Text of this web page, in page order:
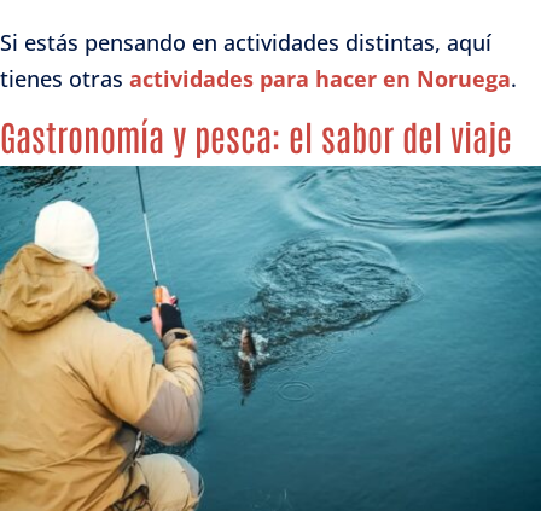
Si estás pensando en actividades distintas, aquí
tienes otras actividades para hacer en Noruega.
Gastronomía y pesca: el sabor del viaje